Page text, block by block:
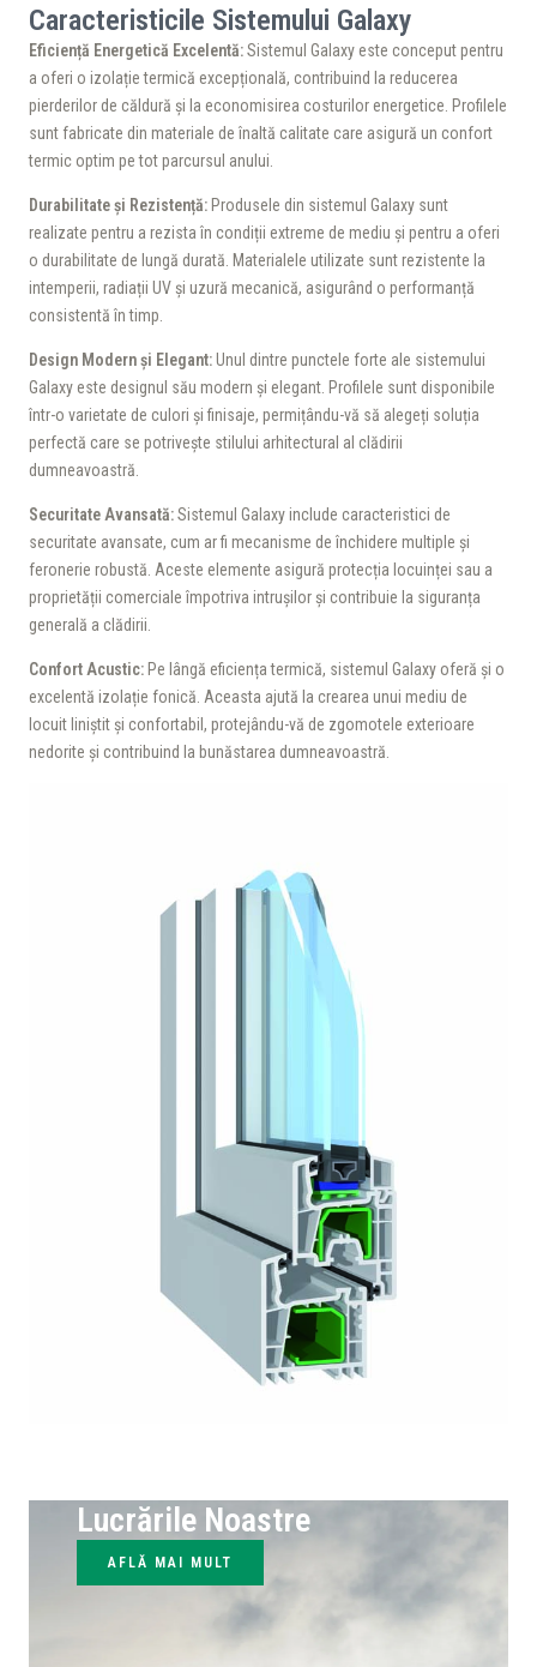
Caracteristicile Sistemului Galaxy
Eficiență Energetică Excelentă:Sistemul Galaxy este conceput pentru
a oferi o izolație termică excepțională, contribuind la reducerea
pierderilor de căldură și la economisirea costurilor energetice. Profilele
sunt fabricate din materiale de înaltă calitate care asigură un confort
termic optim pe tot parcursul anului.
Durabilitate și Rezistență: Produsele din sistemul Galaxy sunt
realizate pentru a rezista în condiții extreme de mediu și pentru a oferi
o durabilitate de lungă durată. Materialele utilizate sunt rezistente la
intemperii, radiații UV și uzură mecanică, asigurând o performanță
consistentă în timp.
Design Modern și Elegant:Unul dintre punctele forte ale sistemului
Galaxy este designul său modern și elegant. Profilele sunt disponibile
într-o varietate de culori și finisaje, permițându-vă să alegeți soluția
perfectă care se potrivește stilului arhitectural al clădirii
dumneavoastră.
Securitate Avansată:Sistemul Galaxy include caracteristici de
securitate avansate, cum ar fi mecanisme de închidere multiple și
feronerie robustă. Aceste elemente asigură protecția locuinței sau a
proprietății comerciale împotriva intrușilor și contribuie la siguranța
generală a clădirii.
Confort Acustic: Pe lângă eficiența termică, sistemul Galaxy oferă și o
excelentă izolație fonică. Aceasta ajută la crearea unui mediu de
locuit liniștit și confortabil, protejându-vă de zgomotele exterioare
nedorite și contribuind la bunăstarea dumneavoastră.
Lucrările Noastre
AFLĂ MAI MULT